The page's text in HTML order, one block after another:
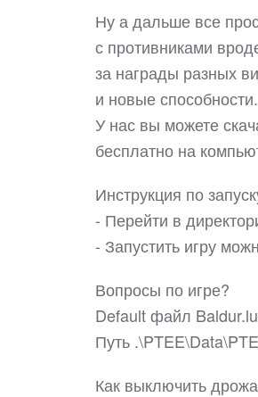
Ну а дальше все
с противниками
за награды разных
и новые
У нас вы можете
бесплатно на
Инструкция по
- Перейти в
- Запустить игру
Вопросы по игре?
Default файл
Путь
Как выключить